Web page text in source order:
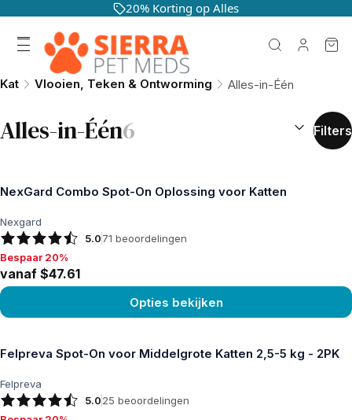
20% Korting op Alles
Kat Vlooien, Teken & Ontworming Alles-in-Één
Alles-in-Één6 SORTEREN
Filters
NexGard Combo Spot-On Oplossing voor Katten
Nexgard
5.071 beoordelingen
Bespaar 20%, vanaf $47.61
Bespaar 20%
vanaf $47.61
Opties bekijken
Felpreva Spot-On voor Middelgrote Katten 2,5-5 kg - 2PK
Felpreva
5.025 beoordelingen